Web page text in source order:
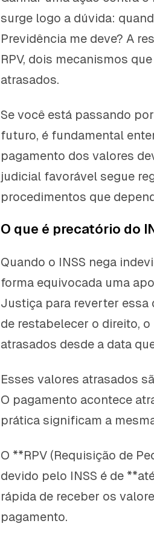
surge logo a dúvida:
Previdência me deve? A
RPV, dois mecanismos
atrasados.
Se você está passando
futuro, é fundamental
pagamento dos valores
judicial favorável segue
procedimentos que
O que é precatório do
Quando o INSS nega
forma equivocada uma
Justiça para reverter essa
de restabelecer o direito,
atrasados desde a data
Esses valores atrasados
O pagamento acontece
prática significam a
O **RPV (Requisição de
devido pelo INSS é de
rápida de receber os
pagamento.